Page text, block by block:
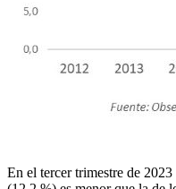
En el tercer trimestre de